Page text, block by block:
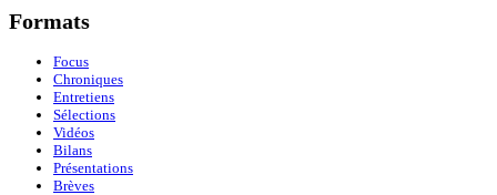
Formats
Focus
Chroniques
Entretiens
Sélections
Vidéos
Bilans
Présentations
Brèves